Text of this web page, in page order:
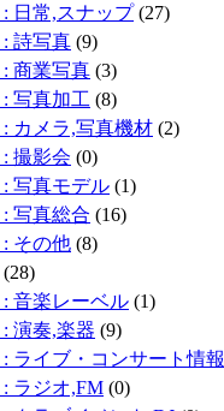
日常,スナップ(27)
詩写真 (9)
商業写真 (3)
写真加工 (8)
カメラ,写真機材 (2)
撮影会 (0)
写真モデル (1)
写真総合 (16)
その他 (8)
(28)
音楽レーベル (1)
演奏,楽器 (9)
ライブ・コンサート情報
ラジオ,FM (0)